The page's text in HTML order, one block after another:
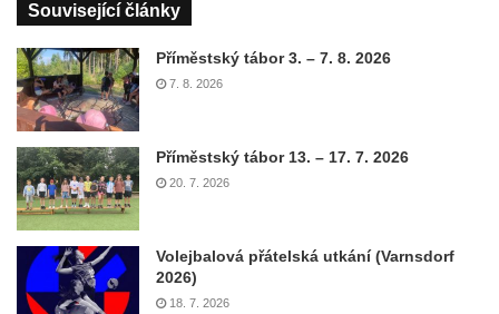
Související články
Příměstský tábor 3. – 7. 8. 2026
7. 8. 2026
Příměstský tábor 13. – 17. 7. 2026
20. 7. 2026
Volejbalová přátelská utkání (Varnsdorf
2026)
18. 7. 2026